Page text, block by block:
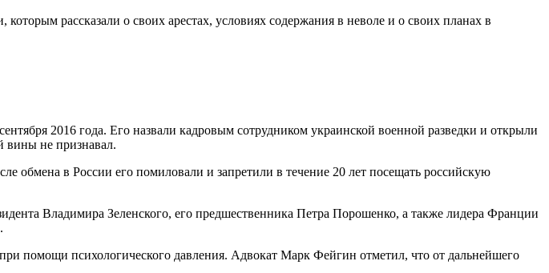
рассказали о своих арестах, условиях содержания в неволе и о своих планах в
2016 года. Его назвали кадровым сотрудником украинской военной разведки и открыли
вины не признавал.
обмена в России его помиловали и запретили в течение 20 лет посещать российскую
Владимира Зеленского, его предшественника Петра Порошенко, а также лидера Франции
помощи психологического давления. Адвокат Марк Фейгин отметил, что от дальнейшего